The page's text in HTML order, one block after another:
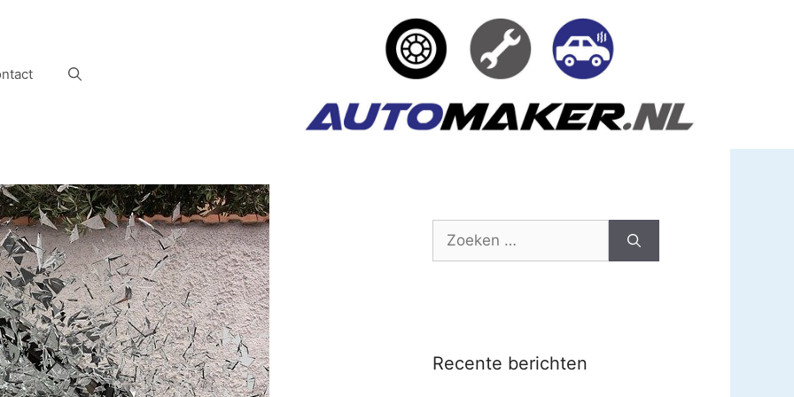
Zoek
Recente berichten